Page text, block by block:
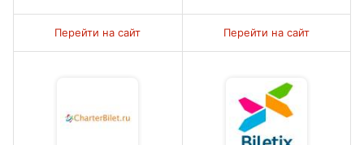
Перейти на сайт Перейти на сайт